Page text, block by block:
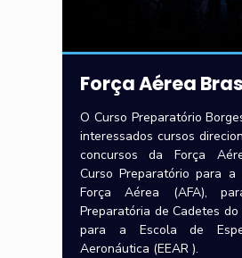
Força Aérea
O Curso Preparatório
interessados cursos
concursos da Força
Curso Preparatório para a
Força Aérea (AFA),
Preparatória de Cadetes do
para a Escola de
Aeronáutica (EEAR ).